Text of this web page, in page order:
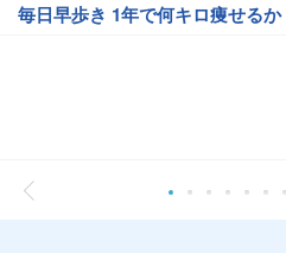
毎日早歩き 1年で何キロ痩せるか